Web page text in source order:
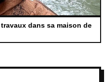
dans sa maison de